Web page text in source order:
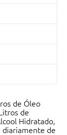
de Óleo
de
Hidratado,
diariamente de